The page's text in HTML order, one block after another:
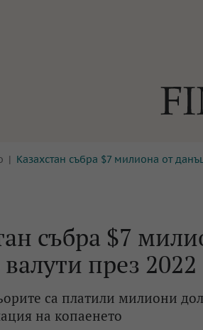
ИМОТИ
Казахстан събра $7 милиона от
събра $7
през 2022
са платили милиони
на копаенето